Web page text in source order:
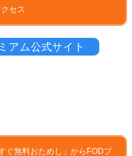
セス
アム公式サイト
ぐ無料おためし」からFODプ